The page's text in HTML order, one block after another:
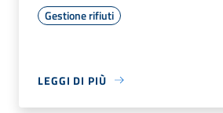
Gestione rifiuti
LEGGI DI PIÙ